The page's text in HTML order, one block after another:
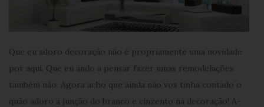
Que eu adoro decoração não é propriamente uma novidade
por aqui. Que eu ando a pensar fazer umas remodelações
também não. Agora acho que ainda não vos tinha contado o
quão adoro a junção do branco e cinzento na decoração! A-